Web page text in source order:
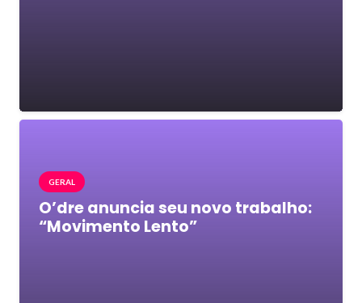
GERAL
O’dre anuncia seu novo trabalho:
“Movimento Lento”